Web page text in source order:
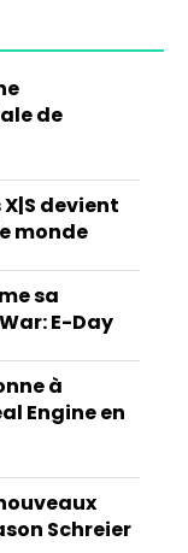
de
X|S devient
monde
sa
E-Day
à
Engine en
Schreier